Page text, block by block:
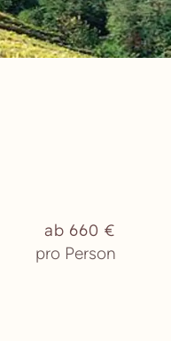
ab 660 €
pro Person